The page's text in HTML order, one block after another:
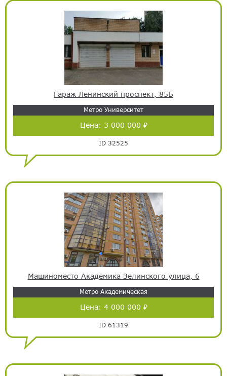
Гараж Ленинский проспект, 85Б
Метро Университет
Цена: 3 000 000 ₽
ID 32525
Машиноместо Академика Зелинского улица, 6
Метро Академическая
Цена: 4 000 000 ₽
ID 61319